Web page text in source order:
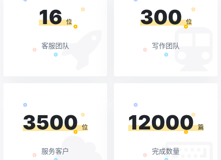
16 位
客服团队
300 位
写作团队
3500 位
服务客户
12000 篇
完成数量